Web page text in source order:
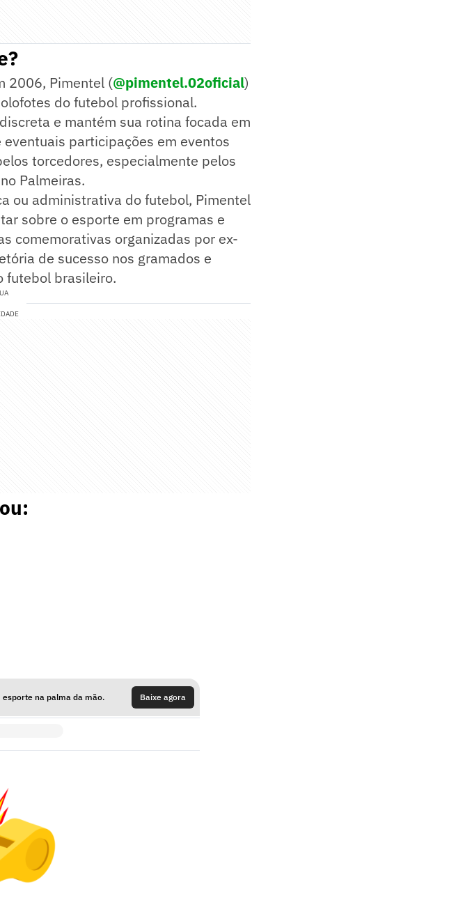
2006, Pimentel (@pimentel.02oficial)
do futebol profissional.
e mantém sua rotina focada em
participações em eventos
torcedores, especialmente pelos
Palmeiras.
ou administrativa do futebol, Pimentel
sobre o esporte em programas e
comemorativas organizadas por ex-
de sucesso nos gramados e
futebol brasileiro.